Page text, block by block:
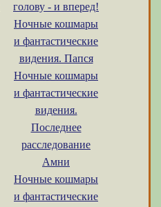
голову - и вперед!
Ночные кошмары
и фантастические
видения. Папся
Ночные кошмары
и фантастические
видения.
Последнее
расследование
Амни
Ночные кошмары
и фантастические